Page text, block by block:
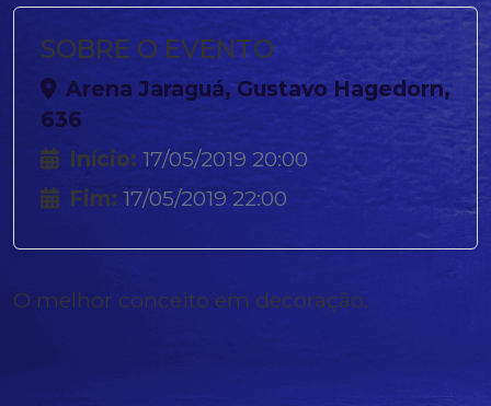
SOBRE O EVENTO
Arena Jaraguá, Gustavo Hagedorn,
636
Início: 17/05/2019 20:00
Fim: 17/05/2019 22:00
O melhor conceito em decoração.